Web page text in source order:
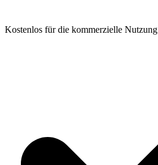
Kostenlos für die kommerzielle Nutzung